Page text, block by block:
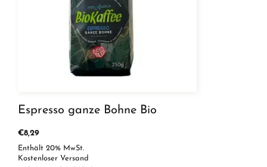
Espresso ganze Bohne Bio
€8,29
Enthält 20% MwSt.
Kostenloser Versand